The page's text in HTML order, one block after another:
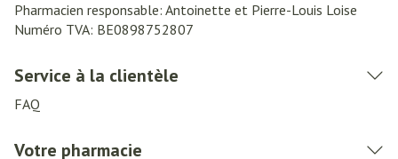
Pharmacien responsable: Antoinette et Pierre-Louis Loise
Numéro TVA: BE0898752807
Service à la clientèle
FAQ
Votre pharmacie